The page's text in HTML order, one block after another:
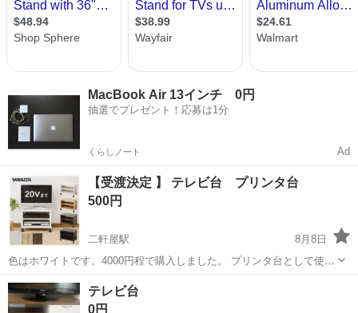
MacBook Air 13インチ 0円
抽選でプレゼント！応募は1分
くらしノート Ad
【受渡決定 】 テレビ台 プリンタ台
500円
二軒屋駅
8月8日
色はホワイトです。4000円程で購入しました。 プリンタ台として使っ
ていました。プリンタも頻繁に使う訳でもなくずっとしまっていた感
じなので、台自体にも特に使用感はないと思います。
徳島 徳島市 二軒屋駅
テレビ台
0円